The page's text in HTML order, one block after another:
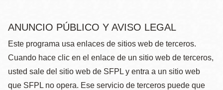
ANUNCIO PÚBLICO Y AVISO LEGAL
Este programa usa enlaces de sitios web de terceros.
Cuando hace clic en el enlace de un sitio web de terceros,
usted sale del sitio web de SFPL y entra a un sitio web
que SFPL no opera. Ese servicio de terceros puede que